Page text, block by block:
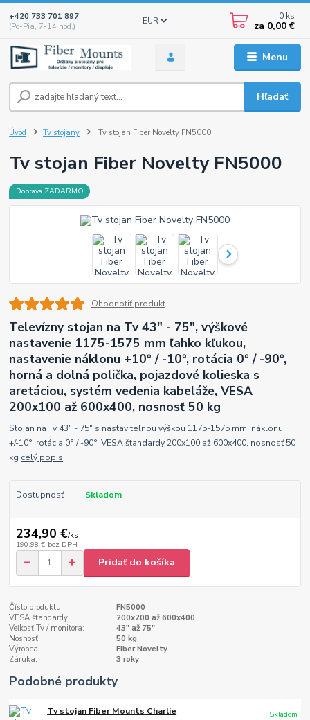
Menu
EUR
Hľadať
+420 733 701 897
(Po-Pia, 7-14 hod.)
0 ks
za 0,00 €
Úvod Tv stojany Tv stojan Fiber Novelty FN5000
Tv stojan Fiber Novelty FN5000
Doprava ZADARMO
Ohodnotiť produkt
Televízny stojan na Tv 43" - 75", výškové
nastavenie 1175-1575 mm ľahko kľukou,
nastavenie náklonu +10° / -10°, rotácia 0° / -90°,
horná a dolná polička, pojazdové kolieska s
aretáciou, systém vedenia kabeláže, VESA
200x100 až 600x400, nosnosť 50 kg
Stojan na Tv 43" - 75" s nastaviteľnou výškou 1175-1575 mm, náklonu
+/-10°, rotácia 0° / -90°, VESA štandardy 200x100 až 600x400, nosnosť 50
kg celý popis
Dostupnosť Skladom
234,90 €/ks
190,98 € bez DPH
Pridať do košíka
Číslo produktu:
FN5000
VESA štandardy:
200x200 až 600x400
Veľkosť Tv / monitora:
43" až 75"
Nosnosť:
50 kg
Výrobca:
Fiber Novelty
Záruka:
3 roky
Podobné produkty
Tv stojan Fiber Mounts Charlie Skladom